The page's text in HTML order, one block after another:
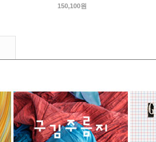
150,100원